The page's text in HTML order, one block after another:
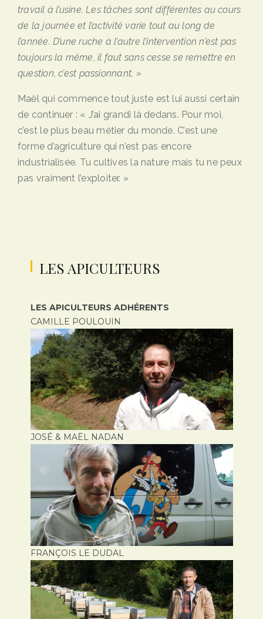
travail à l’usine. Les tâches sont différentes au cours
de la journée et l’activité varie tout au long de
l’année. D’une ruche à l’autre l’intervention n’est pas
toujours la même, il faut sans cesse se remettre en
question, c’est passionnant. »
Maël qui commence tout juste est lui aussi certain
de continuer : « J’ai grandi là dedans. Pour moi,
c’est le plus beau métier du monde. C’est une
forme d’agriculture qui n’est pas encore
industrialisée. Tu cultives la nature mais tu ne peux
pas vraiment l’exploiter. »
LES APICULTEURS
LES APICULTEURS ADHÉRENTS
CAMILLE POULOUIN
JOSÉ & MAËL NADAN
FRANÇOIS LE DUDAL